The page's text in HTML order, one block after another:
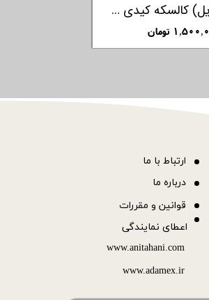
ساک لوازم کودک سبز کیدی KIDDY
تومان
قوانین و مقررات
ارتباط با ما
درباره ما
اعطای نمایندگی
www.anitahani.com
www.ada​​​​​​​mex.ir